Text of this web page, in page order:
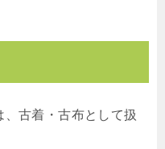
古着・古布として扱